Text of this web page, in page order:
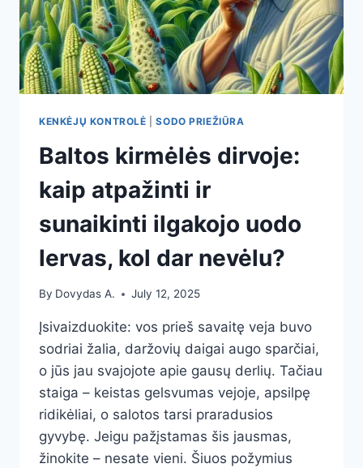
KENKĖJŲ KONTROLĖ |SODO PRIEŽIŪRA
Baltos kirmėlės dirvoje:
kaip atpažinti ir
sunaikinti ilgakojo uodo
lervas, kol dar nevėlu?
By Dovydas A. July 12, 2025
Įsivaizduokite: vos prieš savaitę veja buvo
sodriai žalia, daržovių daigai augo sparčiai,
o jūs jau svajojote apie gausų derlių. Tačiau
staiga – keistas gelsvumas vejoje, apsilpę
ridikėliai, o salotos tarsi praradusios
gyvybę. Jeigu pažįstamas šis jausmas,
žinokite – nesate vieni. Šiuos požymius